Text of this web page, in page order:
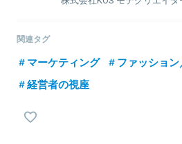
HKT48を脱退し、ニート生活を経て独
る。Instagram、Twitter、LINE、
ーは2018年2月時点で100万人。2017年
ク『#モテるために生きてる！』を出版
ビジネスパーソンとしても注目を集めて
関連タグ
マーケティング
ファッショ
経営者の視座